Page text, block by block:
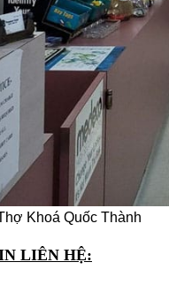
Khoá Quốc Thành
LIÊN HỆ: